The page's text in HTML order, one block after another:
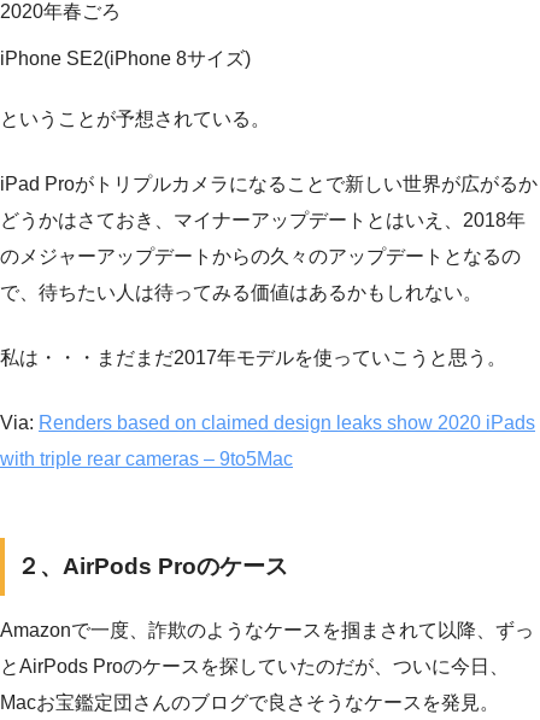
2020年春ごろ
iPhone SE2(iPhone 8サイズ)
ということが予想されている。
iPad Proがトリプルカメラになることで新しい世界が広がるか
どうかはさておき、マイナーアップデートとはいえ、2018年
のメジャーアップデートからの久々のアップデートとなるの
で、待ちたい人は待ってみる価値はあるかもしれない。
私は・・・まだまだ2017年モデルを使っていこうと思う。
Via: Renders based on claimed design leaks show 2020 iPads
with triple rear cameras – 9to5Mac
２、AirPods Proのケース
Amazonで一度、詐欺のようなケースを掴まされて以降、ずっ
とAirPods Proのケースを探していたのだが、ついに今日、
Macお宝鑑定団さんのブログで良さそうなケースを発見。